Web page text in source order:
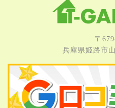
〒
兵庫県姫路市